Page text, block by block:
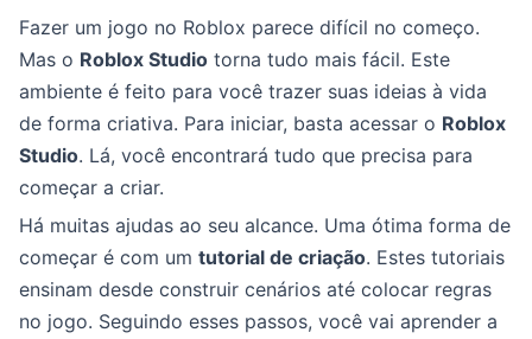
Fazer um jogo no Roblox parece difícil no começo.
Mas o Roblox Studio torna tudo mais fácil. Este
ambiente é feito para você trazer suas ideias à vida
de forma criativa. Para iniciar, basta acessar o Roblox
Studio. Lá, você encontrará tudo que precisa para
começar a criar.
Há muitas ajudas ao seu alcance. Uma ótima forma de
começar é com um tutorial de criação. Estes tutoriais
ensinam desde construir cenários até colocar regras
no jogo. Seguindo esses passos, você vai aprender a